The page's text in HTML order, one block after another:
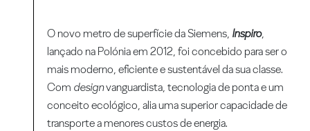
O novo metro de superfície da Siemens, Inspiro,
lançado na Polónia em 2012, foi concebido para ser o
mais moderno, eficiente e sustentável da sua classe.
Com designvanguardista, tecnologia de ponta e um
conceito ecológico, alia uma superior capacidade de
transporte a menores custos de energia.